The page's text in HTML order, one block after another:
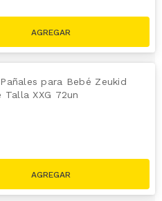
para Bebé Zeukid
Talla XXG 72un